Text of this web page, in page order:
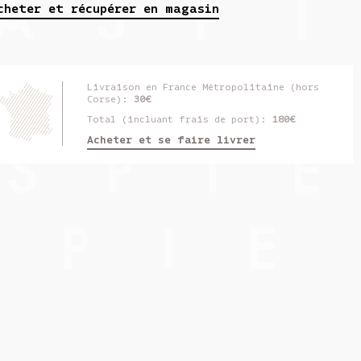
et récupérer en magasin
Livraison en France Métropolitaine (hors
Corse): 30€
Total (incluant frais de port): 180€
Acheter et se faire livrer